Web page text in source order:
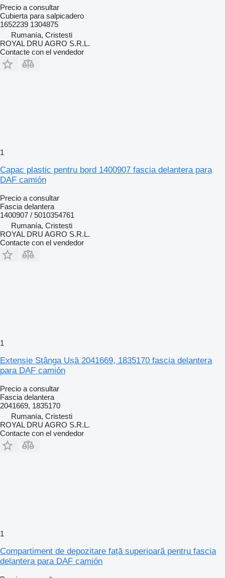
Precio a consultar
Cubierta para salpicadero
1652239 1304875
Rumanía, Cristesti
ROYAL DRU AGRO S.R.L.
Contacte con el vendedor
1
Capac plastic pentru bord 1400907 fascia delantera para
DAF camión
Precio a consultar
Fascia delantera
1400907 / 5010354761
Rumanía, Cristesti
ROYAL DRU AGRO S.R.L.
Contacte con el vendedor
1
Extensie Stânga Ușă 2041669, 1835170 fascia delantera
para DAF camión
Precio a consultar
Fascia delantera
2041669, 1835170
Rumanía, Cristesti
ROYAL DRU AGRO S.R.L.
Contacte con el vendedor
1
Compartiment de depozitare față superioară pentru fascia
delantera para DAF camión